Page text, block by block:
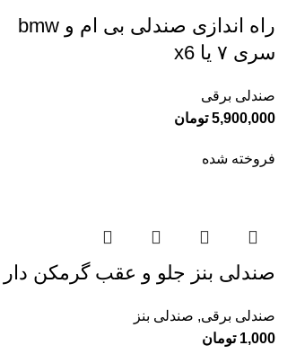
راه اندازی صندلی بی ام و bmw
سری ۷ یا x6
صندلی برقی
5,900,000 تومان
فروخته شده
صندلی بنز جلو و عقب گرمکن دار
صندلی برقی, صندلی بنز
1,000 تومان